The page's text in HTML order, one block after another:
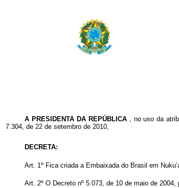
A PRESIDENTA DA REPÚBLICA , no uso da
7.304, de 22 de setembro de 2010,
DECRETA:
Art. 1º Fica criada a Embaixada do Brasil em
Art. 2º O Decreto nº 5.073, de 10 de maio de